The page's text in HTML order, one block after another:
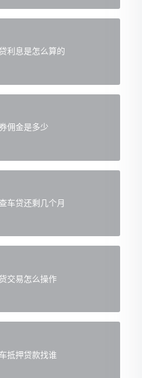
利息是怎么算的
佣金是多少
车贷还剩几个月
交易怎么操作
抵押贷款找谁